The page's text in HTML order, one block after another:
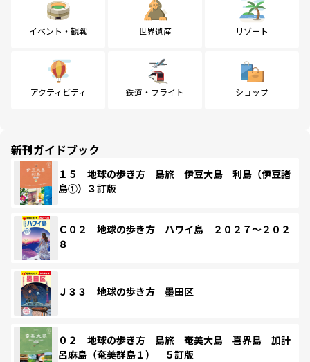
イベント・観戦 世界遺産 リゾート
アクティビティ 鉄道・フライト ショップ
新刊ガイドブック
１５ 地球の歩き方 島旅 伊豆大島 利島（伊豆諸
島①）３訂版
Ｃ０２ 地球の歩き方 ハワイ島 ２０２７～２０２
８
Ｊ３３ 地球の歩き方 墨田区
０２ 地球の歩き方 島旅 奄美大島 喜界島 加計
呂麻島（奄美群島１） ５訂版